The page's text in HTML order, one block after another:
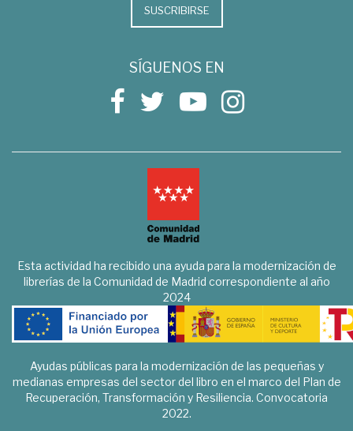
SUSCRIBIRSE
SÍGUENOS EN
Esta actividad ha recibido una ayuda para la modernización de
librerías de la Comunidad de Madrid correspondiente al año
2024
Ayudas públicas para la modernización de las pequeñas y
medianas empresas del sector del libro en el marco del Plan de
Recuperación, Transformación y Resiliencia. Convocatoria
2022.